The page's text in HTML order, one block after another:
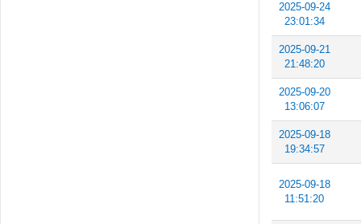
2025-09-24
23:01:34
2025-09-21
21:48:20
2025-09-20
13:06:07
2025-09-18
19:34:57
2025-09-18
11:51:20